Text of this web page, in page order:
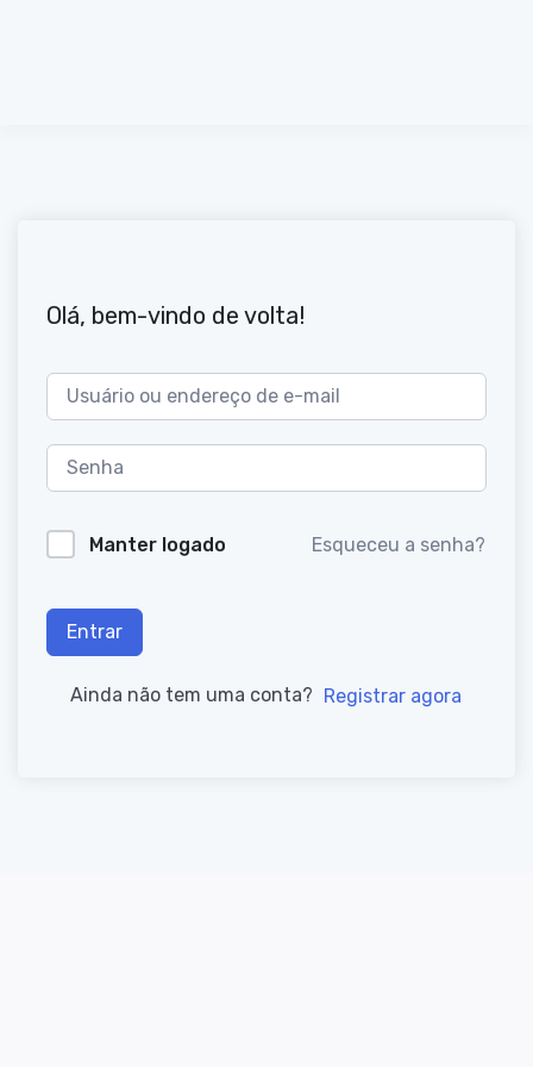
Olá, bem-vindo de volta!
Manter logado Esqueceu a senha?
Entrar
Ainda não tem uma conta? Registrar agora